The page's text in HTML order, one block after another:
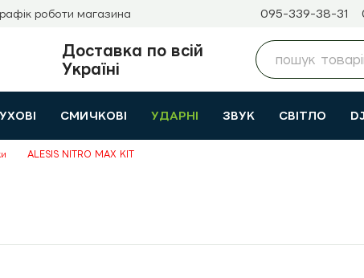
роботи магазина 095-339-38-31
Доставка по всій
Україні
СМИЧКОВІ УДАРНІ ЗВУК СВІТЛО DJ
ALESIS NITRO MAX KIT